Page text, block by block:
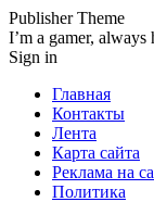
Publisher Theme
I’m a gamer, always
Sign in
Главная
Контакты
Лента
Карта сайта
Реклама на
Политика